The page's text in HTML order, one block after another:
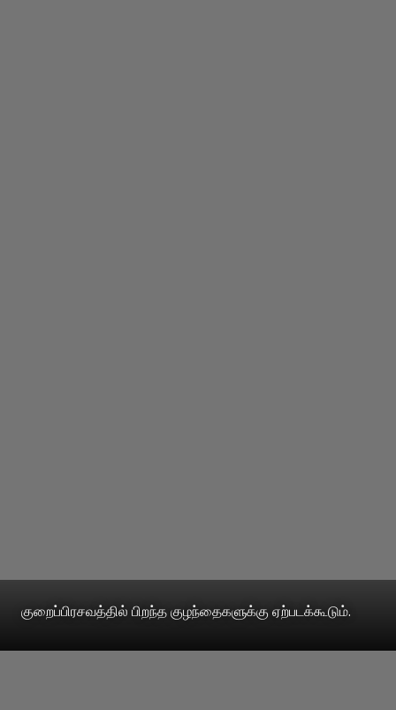
குறைப்பிரசவத்தில் பிறந்த குழந்தைகளுக்கு ஏற்படக்கூடும்.